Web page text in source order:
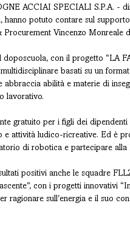
ACCIAI SPECIALI S.P.A. -
hanno potuto contare sul
Procurement Vincenzo Monreale
doposcuola, con il progetto “LA
basati su un
abbraccia abilità e materie di
lavorativo.
gratuito per i figli dei
e attività ludico-ricreative. Ed è
di robotica e partecipare
positivi anche le squadre
con i progetti innovativi
ragionare sull’energia e il suo